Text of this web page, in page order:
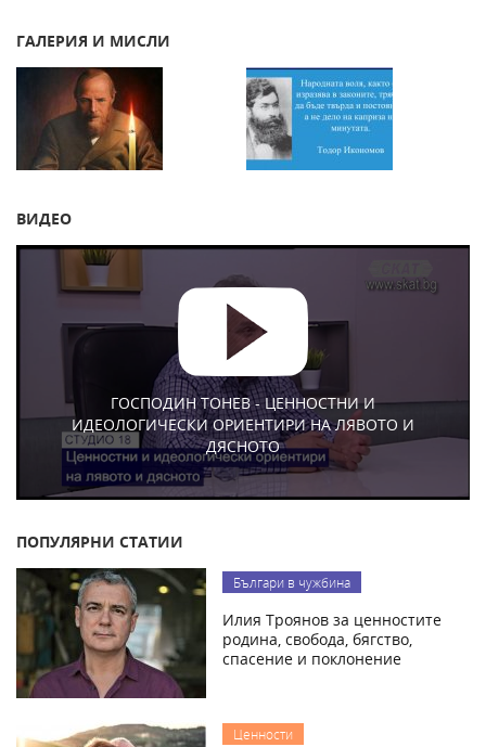
ГАЛЕРИЯ И МИСЛИ
ВИДЕО
ГОСПОДИН ТОНЕВ - ЦЕННОСТНИ И
ИДЕОЛОГИЧЕСКИ ОРИЕНТИРИ НА ЛЯВОТО И
ДЯСНОТО
ПОПУЛЯРНИ СТАТИИ
Българи в чужбина
Илия Троянов за ценностите
родина, свобода, бягство,
спасение и поклонение
Ценности